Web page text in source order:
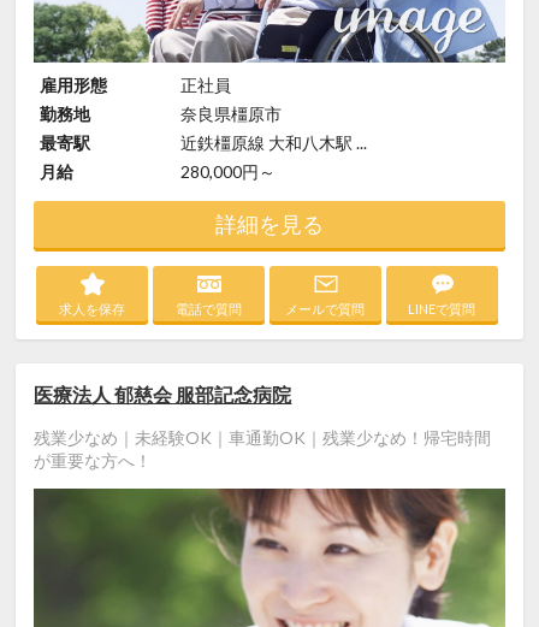
雇用形態
正社員
勤務地
奈良県橿原市
最寄駅
近鉄橿原線 大和八木駅 ...
月給
280,000円～
詳細を見る
求人を保存 電話で質問 メールで質問 LINEで質問
医療法人 郁慈会 服部記念病院
残業少なめ｜未経験OK｜車通勤OK｜残業少なめ！帰宅時間
が重要な方へ！